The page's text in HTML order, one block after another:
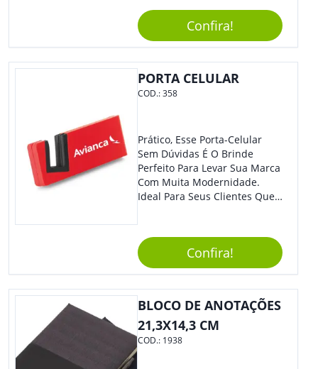
De Excelente Qualidade, E
Contando Com Tamanho De
Fio Ideal Para Se Movimentar
Com Mais Liberdade, É O
Brinde Que Seus Clientes E
Colaboradores Mais Querem!
Não Fique De Fora! Ofereça
Marca Em Grande Destaque.
Confira!
PORTA CELULAR
COD.:358
Prático, Esse Porta-Celular
Sem Dúvidas É O Brinde
Perfeito Para Levar Sua Marca
Com Muita Modernidade.
Ideal Para Seus Clientes Que
Sua Empresa Terá O Grande
Destaque Merecido.
Confira!
BLOCO DE ANOTAÇÕES
21,3X14,3 CM
COD.: 1938